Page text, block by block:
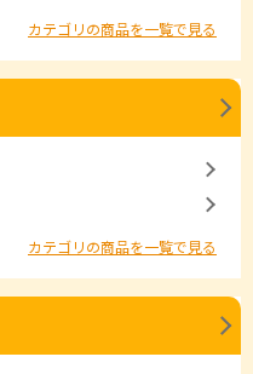
カテゴリの商品を一覧で見る
カテゴリの商品を一覧で見る